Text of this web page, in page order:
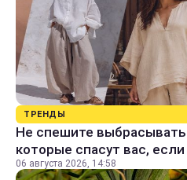
ТРЕНДЫ
Не спешите
которые спасут вас,
06 августа 2026, 14:58